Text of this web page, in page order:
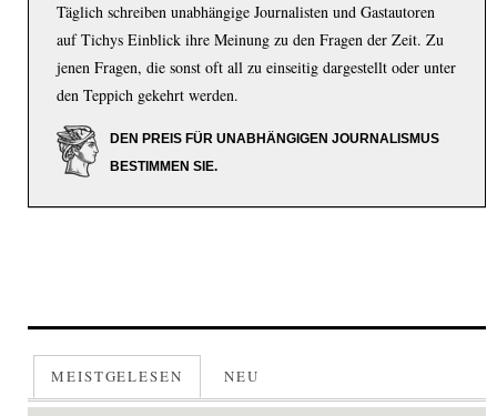
Täglich schreiben unabhängige Journalisten und Gastautoren
auf Tichys Einblick ihre Meinung zu den Fragen der Zeit. Zu
jenen Fragen, die sonst oft all zu einseitig dargestellt oder unter
den Teppich gekehrt werden.
DEN PREIS FÜR UNABHÄNGIGEN JOURNALISMUS
BESTIMMEN SIE.
MEISTGELESEN NEU